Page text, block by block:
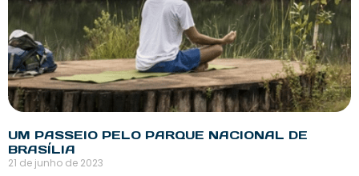
UM PASSEIO PELO PARQUE NACIONAL DE
BRASÍLIA
21 de junho de 2023